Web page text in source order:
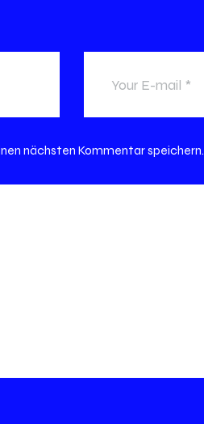
nächsten Kommentar speichern.